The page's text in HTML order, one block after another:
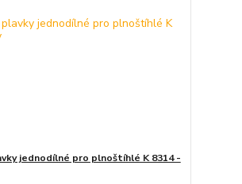
jednodílné pro plnoštíhlé K 8314 -